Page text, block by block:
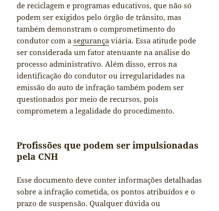
de reciclagem e programas educativos, que não só
podem ser exigidos pelo órgão de trânsito, mas
também demonstram o comprometimento do
condutor com asegurança viária. Essa atitude pode
ser considerada um fator atenuante na análise do
processo administrativo. Além disso, erros na
identificação do condutor ou irregularidades na
emissão do auto de infração também podem ser
questionados por meio de recursos, pois
comprometem a legalidade do procedimento.
Profissões que podem ser impulsionadas
pela CNH
Esse documento deve conter informações detalhadas
sobre a infração cometida, os pontos atribuídos e o
prazo de suspensão. Qualquer dúvida ou